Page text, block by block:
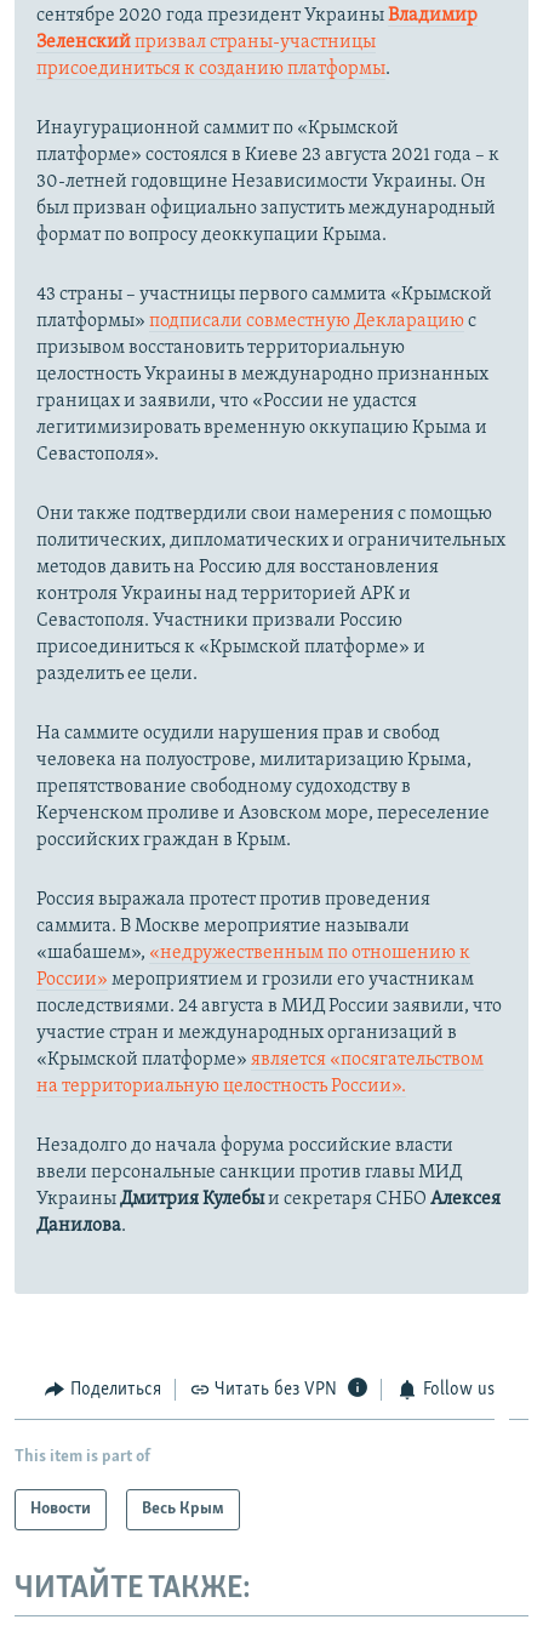
сентябре 2020 года президент УкраиныВладимир
Зеленскийпризвал страны-участницы
присоединиться к созданию платформы.
Инаугурационной саммит по «Крымской
платформе» состоялся в Киеве 23 августа 2021 года – к
30-летней годовщине Независимости Украины. Он
был призван официально запустить международный
формат по вопросу деоккупации Крыма.
43 страны – участницы первого саммита «Крымской
платформы» подписали совместную Декларациюс
призывом восстановить территориальную
целостность Украины в международно признанных
границах и заявили, что «России не удастся
легитимизировать временную оккупацию Крыма и
Севастополя».
Они также подтвердили свои намерения с помощью
политических, дипломатических и ограничительных
методов давить на Россию для восстановления
контроля Украины над территорией АРК и
Севастополя. Участники призвали Россию
присоединиться к «Крымской платформе» и
разделить ее цели.
На саммите осудили нарушения прав и свобод
человека на полуострове, милитаризацию Крыма,
препятствование свободному судоходству в
Керченском проливе и Азовском море, переселение
российских граждан в Крым.
Россия выражала протест против проведения
саммита. В Москве мероприятие называли
«шабашем», «недружественным по отношению к
России» мероприятием и грозили его участникам
последствиями. 24 августа в МИД России заявили, что
участие стран и международных организаций в
«Крымской платформе» является «посягательством
на территориальную целостность России».
Незадолго до начала форума российские власти
ввели персональные санкции против главы МИД
УкраиныДмитрия Кулебыи секретаря СНБО Алексея
Данилова.
Поделиться Читать без VPN Follow us
This item is part of
Новости Весь Крым
ЧИТАЙТЕ ТАКЖЕ: